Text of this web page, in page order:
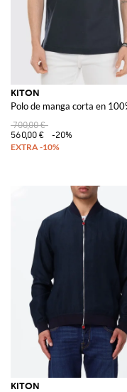
KITON
Polo de manga corta en
700,00 €
560,00 €
-20%
KITON